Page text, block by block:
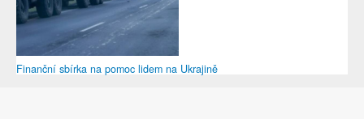
Finanční sbírka na pomoc lidem na Ukrajině